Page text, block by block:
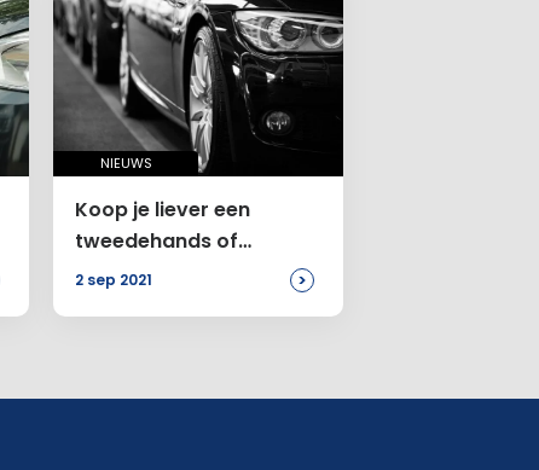
NIEUWS
Koop je liever een
tweedehands of
elektrische auto?
2 sep 2021 >